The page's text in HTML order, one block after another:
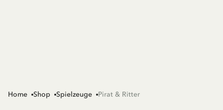
Home Shop Spielzeuge Pirat & Ritter